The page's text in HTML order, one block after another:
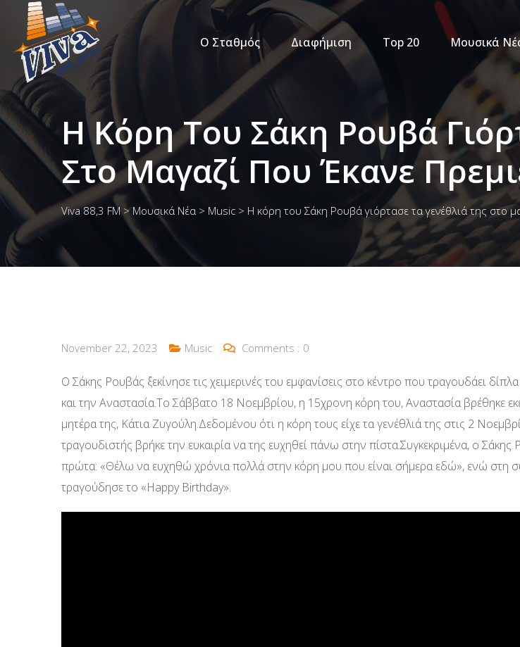
Ο Σταθμός Διαφήμιση Top 20 Μουσικά
Η Κόρη Του Σάκη Ρουβά
Στο Μαγαζί Που Έκανε
Viva 88,3 FM> Μουσικά Νέα > Music > Η κόρη του Σάκη Ρουβά γιόρτασε τα γενέθλιά της στο
November 22, 2023 Music Comments : 0
Ο Σάκης Ρουβάς ξεκίνησε τις χειμερινές του εμφανίσεις στο κέντρο που τραγουδάει
και την Αναστασία.Το Σάββατο 18 Νοεμβρίου, η 15χρονη κόρη του, Αναστασία βρέθηκε
μητέρα της, Κάτια Ζυγούλη.Δεδομένου ότι η κόρη τους είχε τα γενέθλιά της στις 2
τραγουδιστής βρήκε την ευκαιρία να της ευχηθεί πάνω στην πίστα.Συγκεκριμένα, ο
πρώτα: «Θέλω να ευχηθώ χρόνια πολλά στην κόρη μου που είναι σήμερα εδώ», ενώ στη
τραγούδησε το «Happy Birthday».